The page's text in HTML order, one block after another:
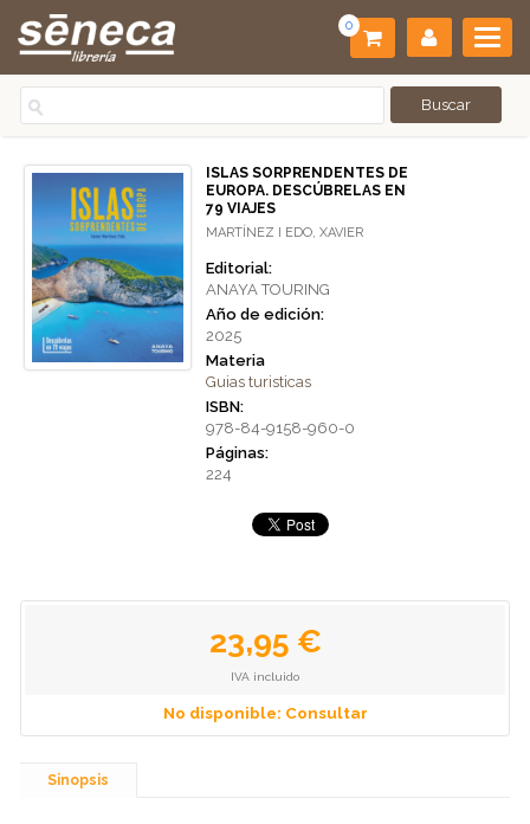
0
ISLAS SORPRENDENTES DE
EUROPA. DESCÚBRELAS EN
79 VIAJES
MARTÍNEZ I EDO, XAVIER
Editorial:
ANAYA TOURING
Año de edición:
2025
Materia
Guias turisticas
ISBN:
978-84-9158-960-0
Páginas:
224
23,95 €
IVA incluido
No disponible: Consultar
Sinopsis